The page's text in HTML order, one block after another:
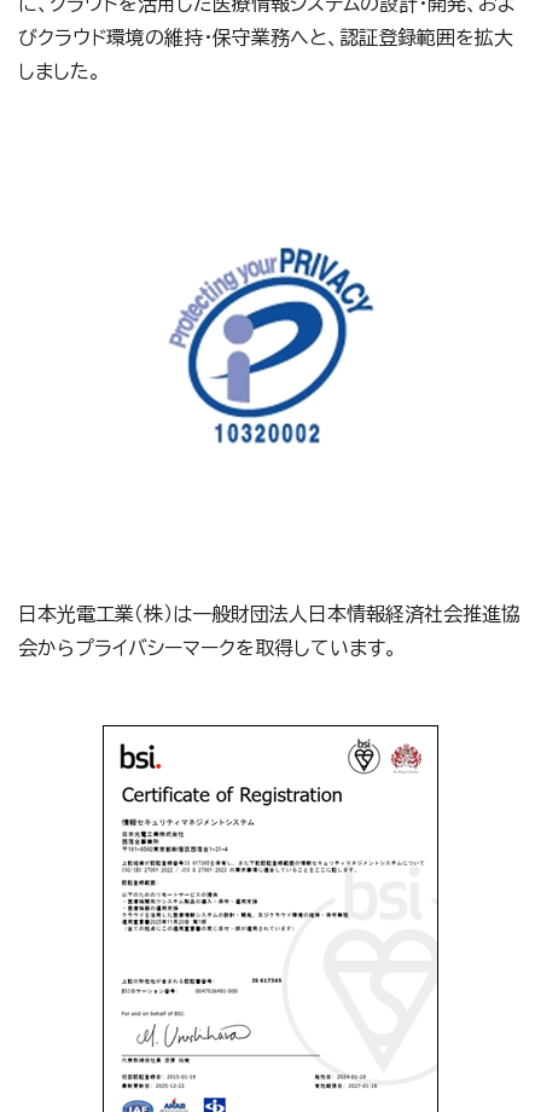
びクラウド環境の維持・保守業務へと、認証登録範囲を拡大
しました。
日本光電工業（株）は一般財団法人日本情報経済社会推進協
会からプライバシーマークを取得しています。